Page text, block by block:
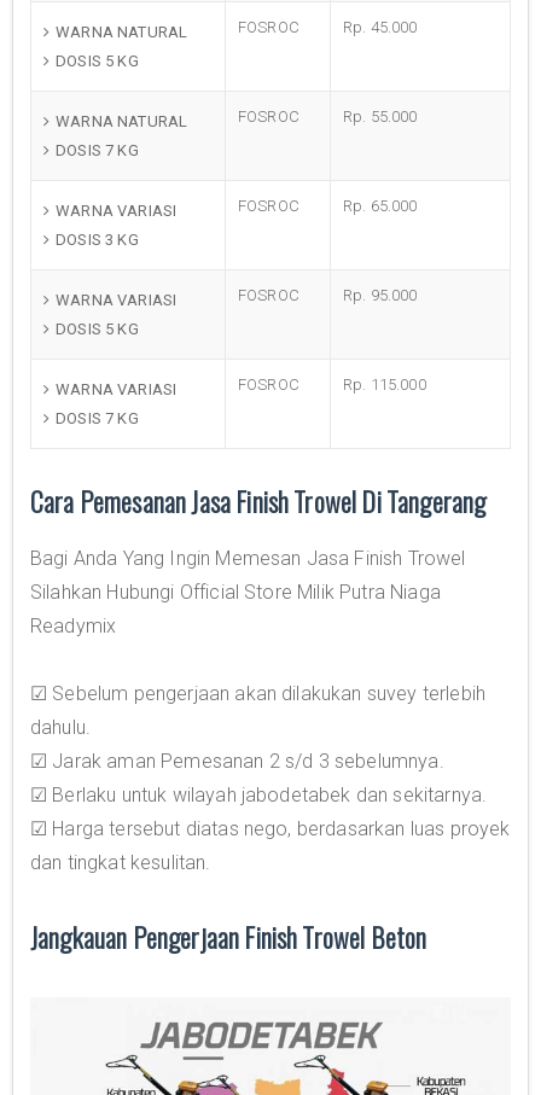
WARNA NATURAL
DOSIS 5 KG
FOSROC Rp. 45.000
WARNA NATURAL
DOSIS 7 KG
FOSROC Rp. 55.000
WARNA VARIASI
DOSIS 3 KG
FOSROC Rp. 65.000
WARNA VARIASI
DOSIS 5 KG
FOSROC Rp. 95.000
WARNA VARIASI
DOSIS 7 KG
FOSROC Rp. 115.000
Cara Pemesanan Jasa Finish Trowel Di Tangerang
Bagi Anda Yang Ingin Memesan Jasa Finish Trowel
Silahkan Hubungi Official Store Milik Putra Niaga
Readymix
☑ Sebelum pengerjaan akan dilakukan suvey terlebih
dahulu.
☑ Jarak aman Pemesanan 2 s/d 3 sebelumnya.
☑ Berlaku untuk wilayah jabodetabek dan sekitarnya.
☑ Harga tersebut diatas nego, berdasarkan luas proyek
dan tingkat kesulitan.
Jangkauan Pengerjaan Finish Trowel Beton